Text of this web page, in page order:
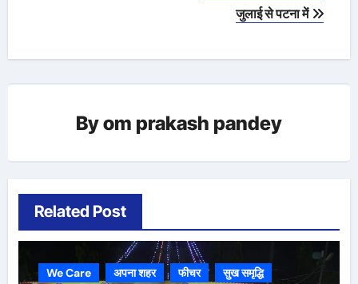
जुलाई से पटना में
Byom prakash pandey
Related Post
We Care अपना शहर फीचर सुख समृद्धि